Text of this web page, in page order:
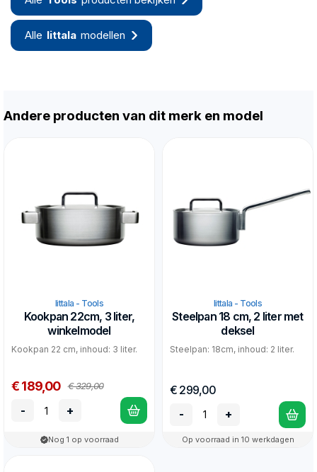
Alle Iittala modellen
Andere producten van dit merk en model
Iittala - Tools
Kookpan 22cm, 3 liter,
winkelmodel
Kookpan 22 cm, inhoud: 3 liter.
€ 189,00 € 329,00
- +
Nog 1 op voorraad
Iittala - Tools
Steelpan 18 cm, 2 liter met
deksel
Steelpan: 18cm, inhoud: 2 liter.
€ 299,00
-
+
Op voorraad in 10 werkdagen